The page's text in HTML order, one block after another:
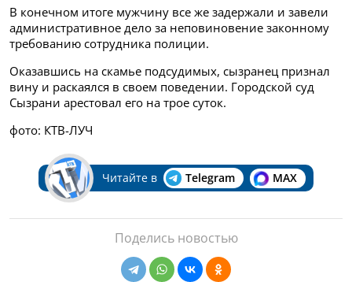
В конечном итоге мужчину все же задержали и завели
административное дело за неповиновение законному
требованию сотрудника полиции.
Оказавшись на скамье подсудимых, сызранец признал
вину и раскаялся в своем поведении. Городской суд
Сызрани арестовал его на трое суток.
фото: КТВ-ЛУЧ
Читайте в Telegram MAX
Поделись новостью